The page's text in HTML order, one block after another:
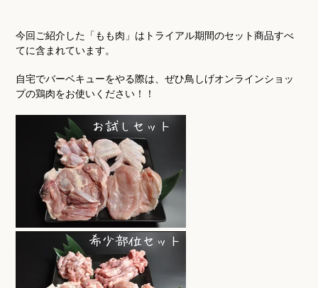
今回ご紹介した「もも肉」はトライアル期間のセット商品すべ
てに含まれています。
自宅でバーベキューをやる際は、ぜひ鳥しげオンラインショッ
プの鶏肉をお使いください！！